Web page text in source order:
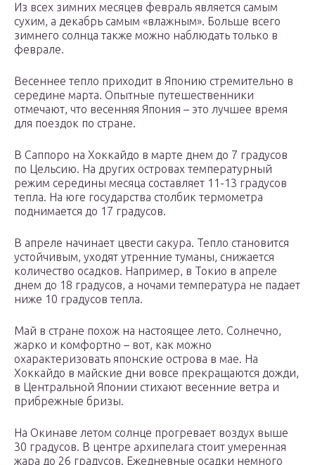
Из всех зимних месяцев февраль является самым
сухим, а декабрь самым «влажным». Больше всего
зимнего солнца также можно наблюдать только в
феврале.
Весеннее тепло приходит в Японию стремительно в
середине марта. Опытные путешественники
отмечают, что весенняя Япония – это лучшее время
для поездок по стране.
В Саппоро на Хоккайдо в марте днем до 7 градусов
по Цельсию. На других островах температурный
режим середины месяца составляет 11-13 градусов
тепла. На юге государства столбик термометра
поднимается до 17 градусов.
В апреле начинает цвести сакура. Тепло становится
устойчивым, уходят утренние туманы, снижается
количество осадков. Например, в Токио в апреле
днем до 18 градусов, а ночами температура не падает
ниже 10 градусов тепла.
Май в стране похож на настоящее лето. Солнечно,
жарко и комфортно – вот, как можно
охарактеризовать японские острова в мае. На
Хоккайдо в майские дни вовсе прекращаются дожди,
в Центральной Японии стихают весенние ветра и
прибрежные бризы.
На Окинаве летом солнце прогревает воздух выше
30 градусов. В центре архипелага стоит умеренная
жара до 26 градусов. Ежедневные осадки немного